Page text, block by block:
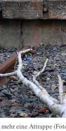
mehr eine Attrappe